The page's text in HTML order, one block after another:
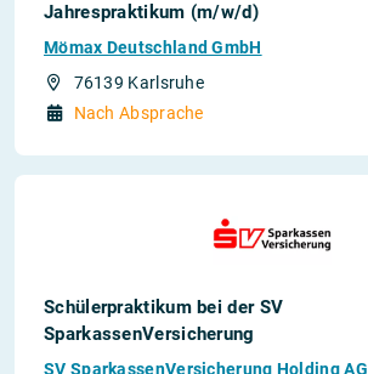
Jahrespraktikum (m/w/d)
Mömax Deutschland GmbH
76139 Karlsruhe
Nach Absprache
Schülerpraktikum bei der SV
SparkassenVersicherung
SV SparkassenVersicherung Holding AG